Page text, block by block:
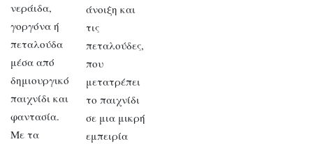
νεράιδα,
γοργόνα ή
πεταλούδα
μέσα από
δημιουργικό
παιχνίδι και
φαντασία.
Με τα
άνοιξη και
τις
πεταλούδες,
που
μετατρέπει
το παιχνίδι
σε μια μικρή
εμπειρία